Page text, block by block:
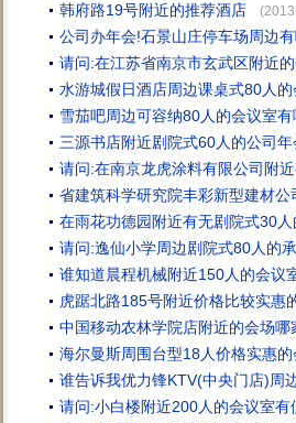
韩府路19号附近的推荐酒店
公司办年会!石景山庄停车场周边
请问:在江苏省南京市玄武区附近
水游城假日酒店周边课桌式80人
雪茄吧周边可容纳80人的会议室有
三源书店附近剧院式60人的公司年
请问:在南京龙虎涂料有限公司附
省建筑科学研究院丰彩新型建材
在雨花功德园附近有无剧院式30
请问:逸仙小学周边剧院式80人的
谁知道晨程机械附近150人的会议
虎踞北路185号附近价格比较实惠
中国移动农林学院店附近的会场
海尔曼斯周围台型18人价格实惠的
谁告诉我优力锋KTV(中央门店)周
请问:小白楼附近200人的会议室有